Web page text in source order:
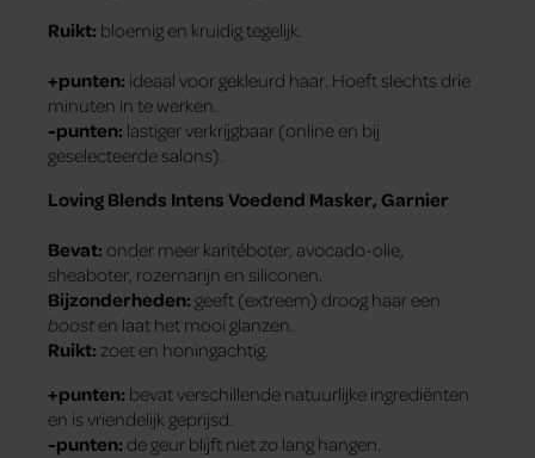
Ruikt: bloemig en kruidig tegelijk.
+punten: ideaal voor gekleurd haar. Hoeft slechts drie
minuten in te werken.
-punten: lastiger verkrijgbaar (online en bij
geselecteerde salons).
Loving Blends Intens Voedend Masker, Garnier
Bevat: onder meer karitéboter, avocado-olie,
sheaboter, rozemarijn en siliconen.
Bijzonderheden: geeft (extreem) droog haar een
boost en laat het mooi glanzen.
Ruikt: zoet en honingachtig.
+punten: bevat verschillende natuurlijke ingrediënten
en is vriendelijk geprijsd.
-punten: de geur blijft niet zo lang hangen.